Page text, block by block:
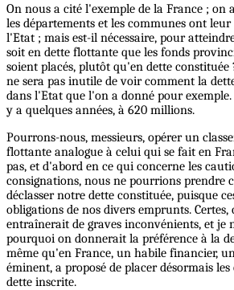
On nous a cité l'exemple de la France ; on
les départements et les communes ont
l'Etat ; mais est-il nécessaire, pour
soit en dette flottante que les fonds
soient placés, plutôt qu'en dette constituée
ne sera pas inutile de voir comment la
dans l'Etat que l'on a donné pour
y a quelques années, à 620 millions.
Pourrons-nous, messieurs, opérer un
flottante analogue à celui qui se fait en
pas, et d'abord en ce qui concerne les
consignations, nous ne pourrions prendre
déclasser notre dette constituée, puisque
obligations de nos divers emprunts. Certes,
entraînerait de graves inconvénients, et je
pourquoi on donnerait la préférence à la
même qu'en France, un habile financier,
éminent, a proposé de placer désormais
dette inscrite.